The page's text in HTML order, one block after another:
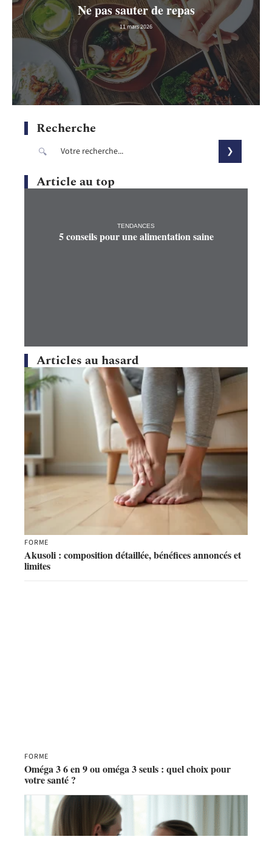
Ne pas sauter de repas
11 mars 2026
Recherche
Article au top
TENDANCES
5 conseils pour une alimentation saine
Articles au hasard
FORME
Akusoli : composition détaillée, bénéfices annoncés et
limites
FORME
Oméga 3 6 en 9 ou oméga 3 seuls : quel choix pour
votre santé ?